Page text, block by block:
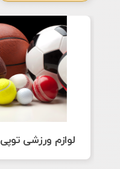
لوازم ورزشی توپی